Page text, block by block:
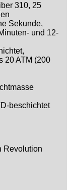
310, 25
Sekunde,
und 12-
20 ATM (200
beschichtet
Revolution